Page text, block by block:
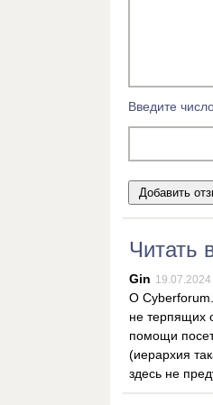
Введите
Читать
Gin 19.07.2024
О
не терпящих
помощи
(иерархия
здесь не